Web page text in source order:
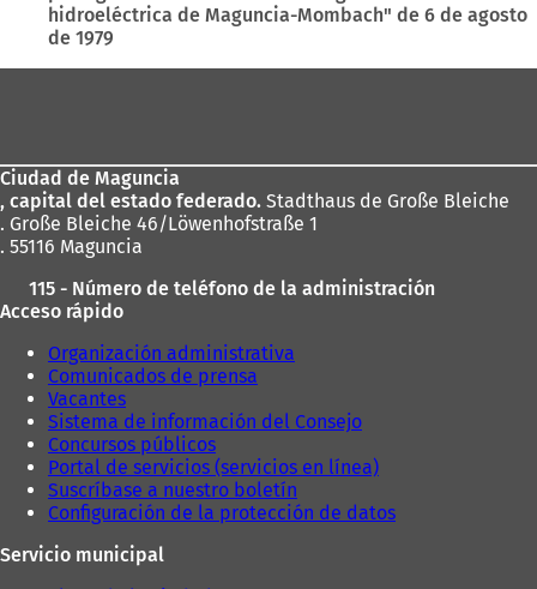
hidroeléctrica de Maguncia-Mombach" de 6 de agosto
de 1979
pies
Ciudad de Maguncia
, capital del estado federado. Stadthaus de Große Bleiche
. Große Bleiche 46/Löwenhofstraße 1
. 55116 Maguncia
115 - Número de teléfono de la administración
Acceso rápido
Organización administrativa
Comunicados de prensa
Vacantes
Sistema de información del Consejo
Concursos públicos
Portal de servicios (servicios en línea)
Suscríbase a nuestro boletín
Configuración de la protección de datos
Servicio municipal